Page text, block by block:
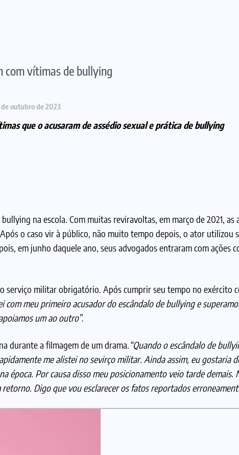
com vítimas de bullying
de outubro de 2023
que o acusaram de assédio sexual e prática de bullying
na escola. Com muitas reviravoltas, em março de 2021, as
o caso vir à público, não muito tempo depois, o ator utilizou
em junho daquele ano, seus advogados entraram com ações
militar obrigatório. Após cumprir seu tempo no exército
com meu primeiro acusador do escândalo de bullying e
um ao outro”.
durante a filmagem de um drama.“Quando o escândalo de
me alistei no sevirço militar. Ainda assim, eu gostaria
época. Por causa disso meu posicionamento veio tarde demais.
Digo que vou esclarecer os fatos reportados